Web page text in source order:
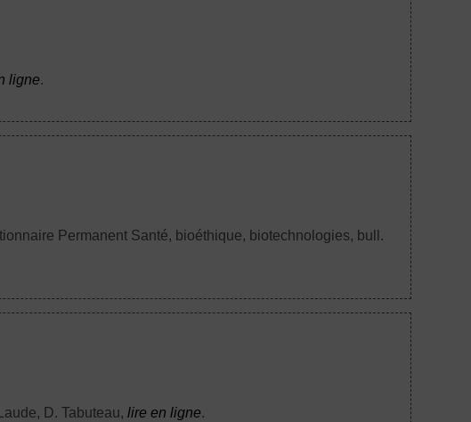
ligne.
Permanent Santé, bioéthique, biotechnologies, bull.
D. Tabuteau,lire en ligne.